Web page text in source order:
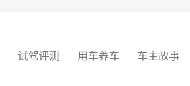
试驾评测 用车养车 车主故事